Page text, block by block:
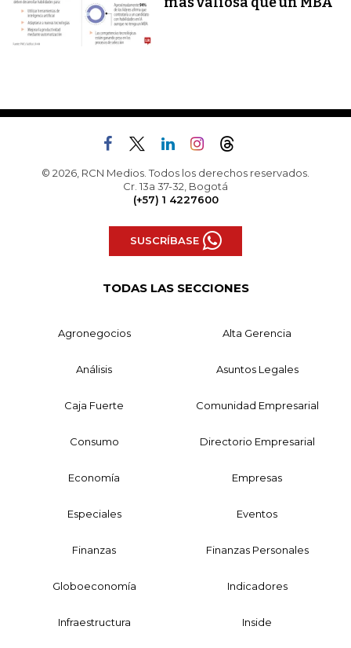
© 2026, RCN Medios. Todos los derechos reservados.
Cr. 13a 37-32, Bogotá
(+57) 1 4227600
SUSCRÍBASE
TODAS LAS SECCIONES
Agronegocios Alta Gerencia
Análisis Asuntos Legales
Caja Fuerte Comunidad Empresarial
Consumo Directorio Empresarial
Economía Empresas
Especiales Eventos
Finanzas Finanzas Personales
Globoeconomía Indicadores
Infraestructura Inside